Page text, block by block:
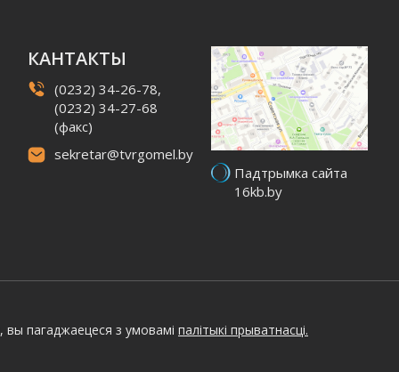
КАНТАКТЫ
(0232) 34-26-78,
(0232) 34-27-68
(факс)
sekretar@tvrgomel.by
Падтрымка сайта
16kb.by
пагаджаецеся з умовамі палітыкі прыватнасці.